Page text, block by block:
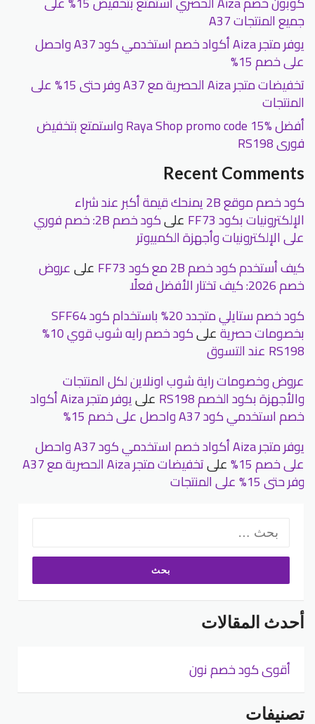
جميع المنتجات A37
يوفر متجر Aiza أكواد خصم استخدمي كود A37 واحصل
على خصم 15%
تخفيضات متجر Aiza الحصرية مع A37 وفر حتى 15% على
المنتجات
أفضل Raya Shop promo code 15% واستمتع بتخفيض
فورى RS198
Recent Comments
كود خصم موقع 2B يمنحك قيمة أكبر عند شراء
الإلكترونيات بكود FF73 على كود خصم 2B: خصم فوري
على الإلكترونيات وأجهزة الكمبيوتر
كيف أستخدم كود خصم 2B مع كود FF73
علىعروض
خصم 2026: كيف تختار الأفضل فعلًا
كود خصم ستايلي متجدد 20% باستخدام كود SFF64
بخصومات حصريةعلى كود خصم رايه شوب قوي 10%
RS198 عند التسوق
عروض وخصومات راية شوب اونلاين لكل المنتجات
والأجهزة بكود الخصم RS198 على يوفر متجر Aiza أكواد
خصم استخدمي كود A37 واحصل على خصم 15%
يوفر متجر Aiza أكواد خصم استخدمي كود A37 واحصل
على خصم 15% على تخفيضات متجر Aiza الحصرية مع A37
وفر حتى 15% على المنتجات
عن:
أحدث المقالات
أقوى كود خصم نون
تصنيفات